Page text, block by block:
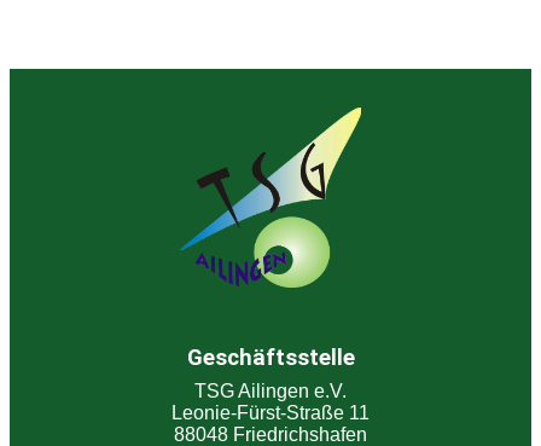
Geschäftsstelle
TSG Ailingen e.V.
Leonie-Fürst-Straße 11
88048 Friedrichshafen